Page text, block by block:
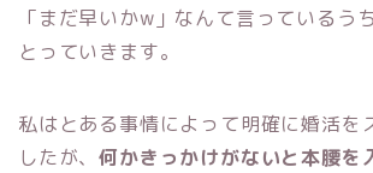
「まだ早いかw」なんて言っているう
とっていきます。
私はとある事情によって明確に婚活を
したが、何かきっかけがないと本腰を